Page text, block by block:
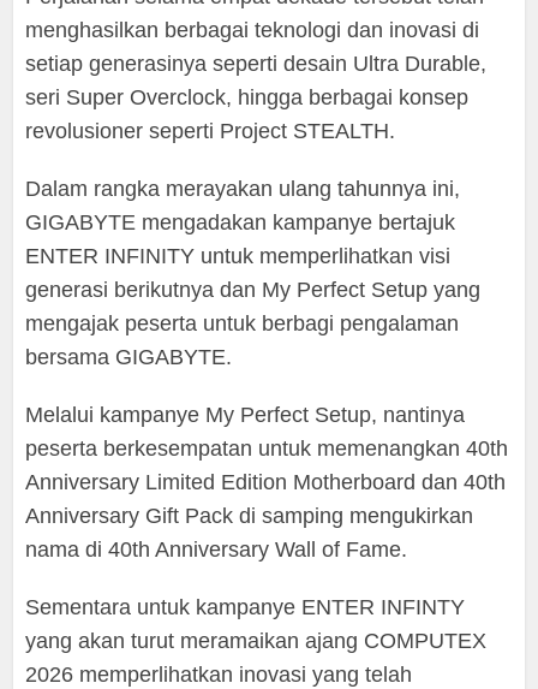
menghasilkan berbagai teknologi dan inovasi di
setiap generasinya seperti desain Ultra Durable,
seri Super Overclock, hingga berbagai konsep
revolusioner seperti Project STEALTH.
Dalam rangka merayakan ulang tahunnya ini,
GIGABYTE mengadakan kampanye bertajuk
ENTER INFINITY untuk memperlihatkan visi
generasi berikutnya dan My Perfect Setup yang
mengajak peserta untuk berbagi pengalaman
bersama GIGABYTE.
Melalui kampanye My Perfect Setup, nantinya
peserta berkesempatan untuk memenangkan 40th
Anniversary Limited Edition Motherboard dan 40th
Anniversary Gift Pack di samping mengukirkan
nama di 40th Anniversary Wall of Fame.
Sementara untuk kampanye ENTER INFINTY
yang akan turut meramaikan ajang COMPUTEX
2026 memperlihatkan inovasi yang telah